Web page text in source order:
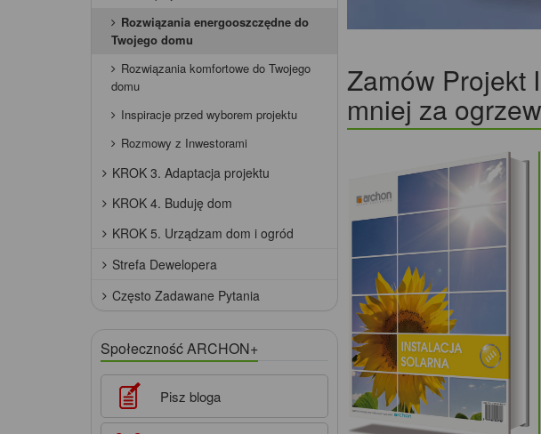
Zamów Projekt
mniej za
Rozwiązania energooszczędne do
Twojego domu
Rozwiązania komfortowe do Twojego
domu
Inspiracje przed wyborem projektu
Rozmowy z Inwestorami
KROK 3. Adaptacja projektu
KROK 4. Buduję dom
KROK 5. Urządzam dom i ogród
Strefa Dewelopera
Często Zadawane Pytania
Społeczność ARCHON+
Pisz bloga